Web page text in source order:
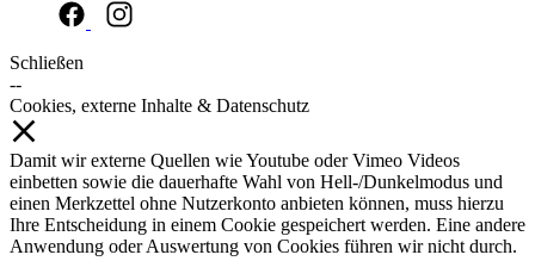
Schließen
--
Cookies, externe Inhalte & Datenschutz
Damit wir externe Quellen wie Youtube oder Vimeo Videos
einbetten sowie die dauerhafte Wahl von Hell-/Dunkelmodus und
einen Merkzettel ohne Nutzerkonto anbieten können, muss hierzu
Ihre Entscheidung in einem Cookie gespeichert werden. Eine andere
Anwendung oder Auswertung von Cookies führen wir nicht durch.